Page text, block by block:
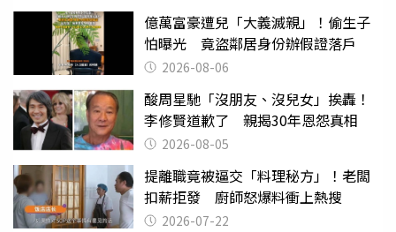
億萬富豪遭兒「大義滅親」！偷生子
怕曝光 竟盜鄰居身份辦假證落戶
2026-08-06
酸周星馳「沒朋友、沒兒女」挨轟！
李修賢道歉了 親揭30年恩怨真相
2026-08-05
提離職竟被逼交「料理秘方」！老闆
扣薪拒發 廚師怒爆料衝上熱搜
2026-07-22